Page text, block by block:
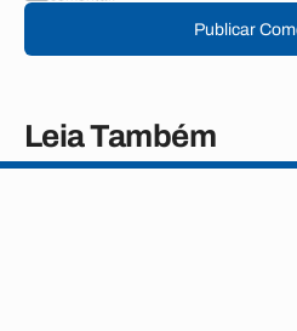
Publicar
Leia Também